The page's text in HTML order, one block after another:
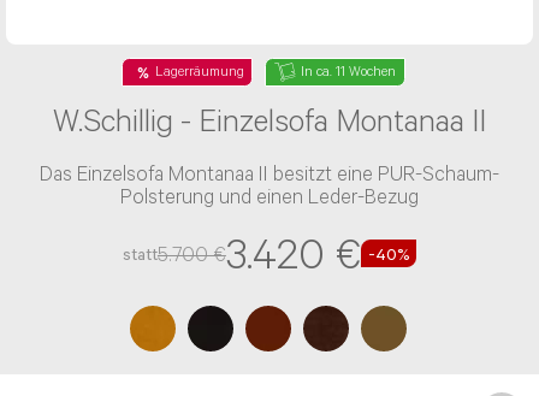
Telefon*
E-Mail Adresse*
Lagerräumung In ca. 11 Wochen
W.Schillig - Einzelsofa Montanaa II
Das Einzelsofa Montanaa II besitzt eine PUR-Schaum-
Polsterung und einen Leder-Bezug
statt5.700 €3.420 € -40%